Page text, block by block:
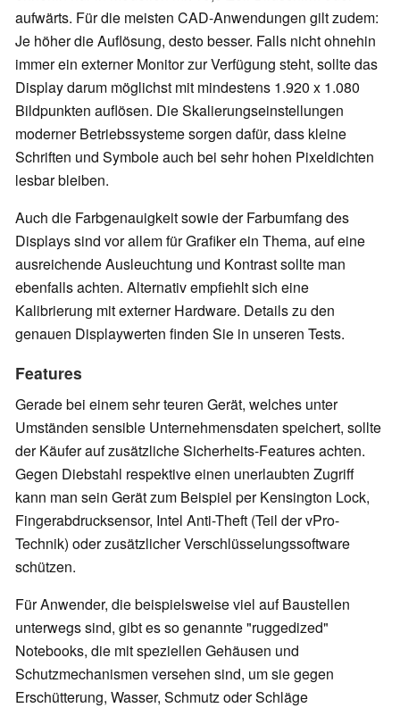
aufwärts. Für die meisten CAD-Anwendungen gilt zudem:
Je höher die Auflösung, desto besser. Falls nicht ohnehin
immer ein externer Monitor zur Verfügung steht, sollte das
Display darum möglichst mit mindestens 1.920 x 1.080
Bildpunkten auflösen. Die Skalierungseinstellungen
moderner Betriebssysteme sorgen dafür, dass kleine
Schriften und Symbole auch bei sehr hohen Pixeldichten
lesbar bleiben.
Auch die Farbgenauigkeit sowie der Farbumfang des
Displays sind vor allem für Grafiker ein Thema, auf eine
ausreichende Ausleuchtung und Kontrast sollte man
ebenfalls achten. Alternativ empfiehlt sich eine
Kalibrierung mit externer Hardware. Details zu den
genauen Displaywerten finden Sie in unseren Tests.
Features
Gerade bei einem sehr teuren Gerät, welches unter
Umständen sensible Unternehmensdaten speichert, sollte
der Käufer auf zusätzliche Sicherheits-Features achten.
Gegen Diebstahl respektive einen unerlaubten Zugriff
kann man sein Gerät zum Beispiel per Kensington Lock,
Fingerabdrucksensor, Intel Anti-Theft (Teil der vPro-
Technik) oder zusätzlicher Verschlüsselungssoftware
schützen.
Für Anwender, die beispielsweise viel auf Baustellen
unterwegs sind, gibt es so genannte "ruggedized"
Notebooks, die mit speziellen Gehäusen und
Schutzmechanismen versehen sind, um sie gegen
Erschütterung, Wasser, Schmutz oder Schläge